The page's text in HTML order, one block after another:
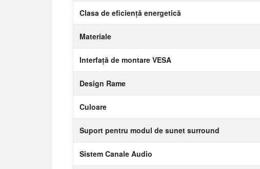
Clasa de eficiență energetică
Materiale
Interfață de montare VESA
Design Rame
Culoare
Suport pentru modul de sunet surround
Sistem Canale Audio